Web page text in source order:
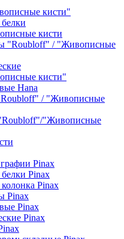
кисти"
кисти
"Roubloff" / "Живописные
кисти"
Hana
/ "Живописные
"Живописные
Pinax
Pinax
Pinax
Pinax
Pinax
Pinax